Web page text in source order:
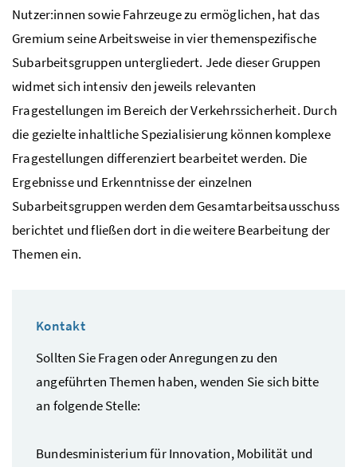
Nutzer:innen sowie Fahrzeuge zu ermöglichen, hat das
Gremium seine Arbeitsweise in vier themenspezifische
Subarbeitsgruppen untergliedert. Jede dieser Gruppen
widmet sich intensiv den jeweils relevanten
Fragestellungen im Bereich der Verkehrssicherheit. Durch
die gezielte inhaltliche Spezialisierung können komplexe
Fragestellungen differenziert bearbeitet werden. Die
Ergebnisse und Erkenntnisse der einzelnen
Subarbeitsgruppen werden dem Gesamtarbeitsausschuss
berichtet und fließen dort in die weitere Bearbeitung der
Themen ein.
Kontakt
Sollten Sie Fragen oder Anregungen zu den
angeführten Themen haben, wenden Sie sich bitte
an folgende Stelle:
Bundesministerium für Innovation, Mobilität und